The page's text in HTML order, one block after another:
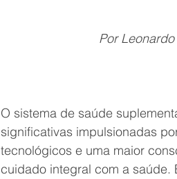
Por
O sistema de saúde
significativas impulsionadas
tecnológicos e uma maior
cuidado integral com a saúde.